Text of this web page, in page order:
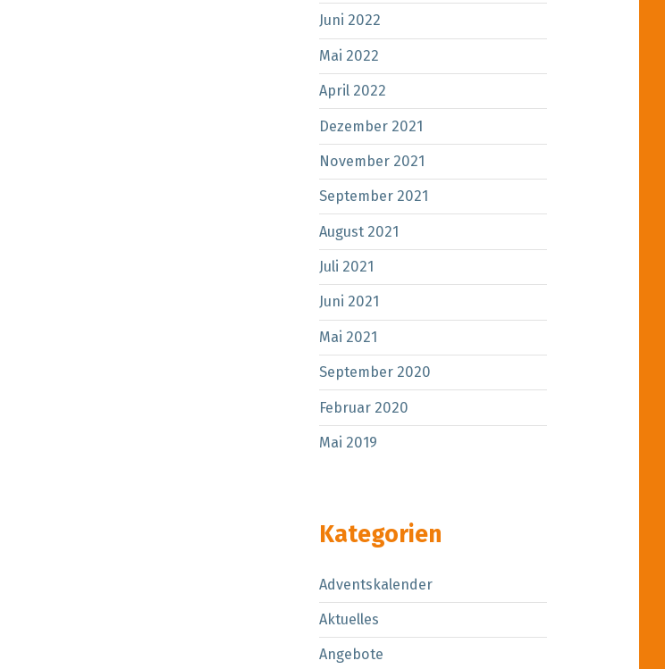
Juni 2022
Mai 2022
April 2022
Dezember 2021
November 2021
September 2021
August 2021
Juli 2021
Juni 2021
Mai 2021
September 2020
Februar 2020
Mai 2019
Kategorien
Adventskalender
Aktuelles
Angebote